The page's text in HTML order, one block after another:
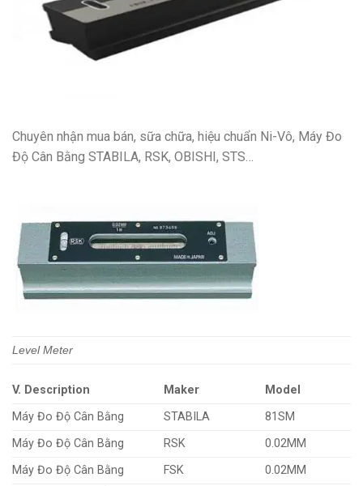
Chuyên nhận mua bán, sữa chữa, hiệu chuẩn Ni-Vô, Máy Đo
Độ Cân Bằng STABILA, RSK, OBISHI, STS…
Level Meter
V. Description Maker
Model
Máy Đo Độ Cân Bằng
STABILA
81SM
Máy Đo Độ Cân Bằng
RSK
0.02MM
Máy Đo Độ Cân Bằng
FSK
0.02MM